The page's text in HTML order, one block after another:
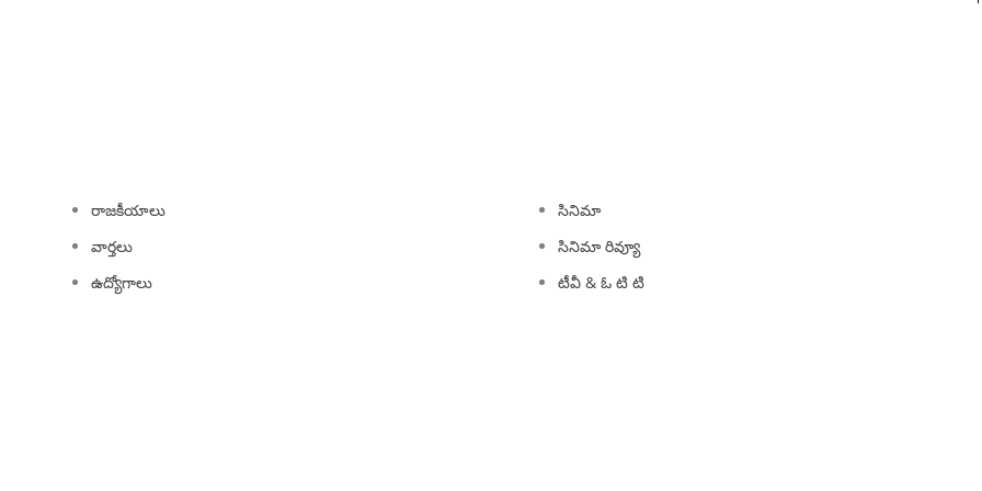
రాజకీయాలు
వార్తలు
ఉద్యోగాలు
సినిమా
సినిమా రివ్యూ
టీవీ & ఓ టి టి